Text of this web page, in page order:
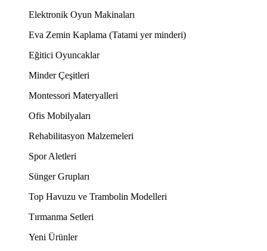
Elektronik Oyun Makinaları
Eva Zemin Kaplama (Tatami yer minderi)
Eğitici Oyuncaklar
Minder Çeşitleri
Montessori Materyalleri
Ofis Mobilyaları
Rehabilitasyon Malzemeleri
Spor Aletleri
Sünger Grupları
Top Havuzu ve Trambolin Modelleri
Tırmanma Setleri
Yeni Ürünler